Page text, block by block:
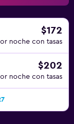
las actividades
abajo en las
posible que se
$172
noche con tasas
$202
noche con tasas